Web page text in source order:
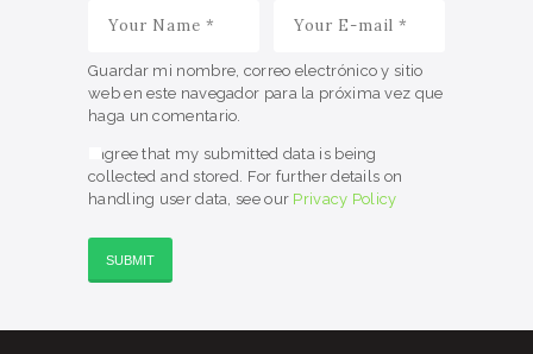
Guardar mi nombre, correo electrónico y sitio
web en este navegador para la próxima vez que
haga un comentario.
I agree that my submitted data is being
collected and stored. For further details on
handling user data, see our Privacy Policy